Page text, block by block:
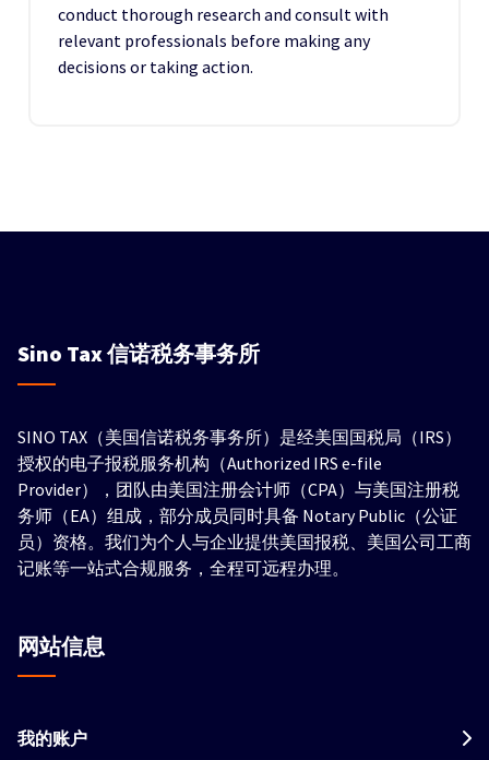
conduct thorough research and consult with
relevant professionals before making any
decisions or taking action.
Sino Tax信诺税务事务所
SINO TAX（美国信诺税务事务所）是经美国国税局（IRS）
授权的电子报税服务机构（Authorized IRS e-file
Provider），团队由美国注册会计师（CPA）与美国注册税
务师（EA）组成，部分成员同时具备 Notary Public（公证
员）资格。我们为个人与企业提供美国报税、美国公司工商
记账等一站式合规服务，全程可远程办理。
网站信息
我的账户